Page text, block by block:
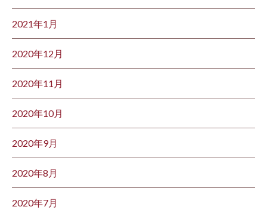
2021年1月
2020年12月
2020年11月
2020年10月
2020年9月
2020年8月
2020年7月